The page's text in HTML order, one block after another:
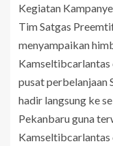
Kegiatan
Tim Satgas
menyampaikan
Kamseltibcarlantas
pusat perbelanjaan
hadir langsung ke
Pekanbaru guna
Kamseltibcarlantas